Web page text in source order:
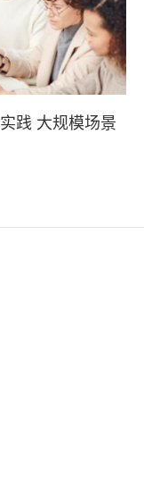
践 大规模场景